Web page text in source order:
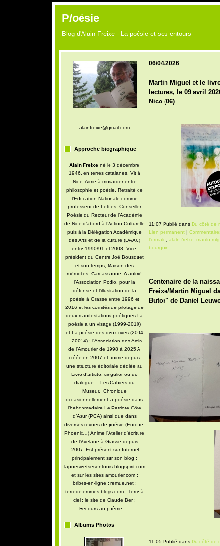
P/oésie
Blog d'Alain Freixe - La poésie et ses entours
alainfreixe@gmail.com
Approche biographique
Alain Freixe né le 3 décembre
1946, en terres catalanes. Vit à
Nice. Aime à musarder entre
philosophie et poésie. Retraité de
l’Education Nationale comme
professeur de Lettres. Conseiller
Poésie du Recteur de l’Académie
de Nice d’abord à l’Action Culturelle
puis à la Délégation Académique
des Arts et de la culture (DAAC)
entre 1990/91 et 2008. Vice-
président du Centre Joë Bousquet
et son temps, Maison des
mémoires, Carcassonne. A animé
l’Association Podio, pour la
défense et l’illustration de la
poésie à Grasse entre 1996 et
2016 et les comités de pilotage de
deux manifestations poétiques La
poésie a un visage (1999-2010)
et La poésie des deux rives (2004
– 20014) ; l’Association des Amis
de l’Amourier de 1998 à 2025 A
créée en 2007 et anime depuis
une structure éditoriale dédiée au
Livre d’artiste, singulier ou de
dialogue… Les Cahiers du
Museur. Chronique
occasionnellement la poésie dans
l’hebdomadaire Le Patriote Côte
d’Azur (PCA) ainsi que dans
diverses revues de poésie (Europe,
Phoenix…) Anime l'Atelier d'écriture
de l'Avelane à Grasse depuis
2007. Est présent sur Internet
principalement sur son blog :
lapoesieetsesentours.blogspirit.com
et sur les sites amourier.com ;
bribes-en-ligne ; remue.net ;
terredefemmes.blogs.com ; Terre à
ciel ; le site de Claude Ber ;
Recours au poème…
Albums Photos
06/04/2026
Martin Miguel et le
lectures, le 09 avril
Nice (06)
11:07 Publié dans Du côté de
Lien permanent|
l'ormaie
alain freixe
martin
bourgoin
Centenaire de la
Freixe/Martin Miguel
Butor" de Daniel
11:05 Publié dans Du côté de